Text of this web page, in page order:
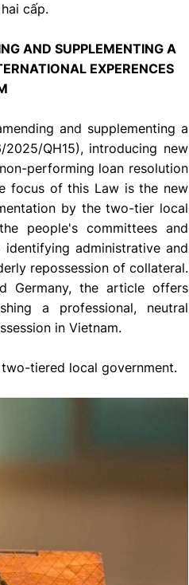
cấp.
AND SUPPLEMENTING A
EXPERENCES
and supplementing a
QH15), introducing new
performing loan resolution
focus of this Law is the new
by the two-tier local
people's committees and
administrative and
repossession of collateral.
Germany, the article offers
a professional, neutral
in Vietnam.
tiered local government.